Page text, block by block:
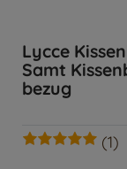
Lycce
Samt
bezug
(1)